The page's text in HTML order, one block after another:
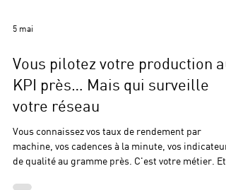
5 mai
Vous pilotez votre production au
KPI près… Mais qui surveille
votre réseau
Vous connaissez vos taux de rendement par